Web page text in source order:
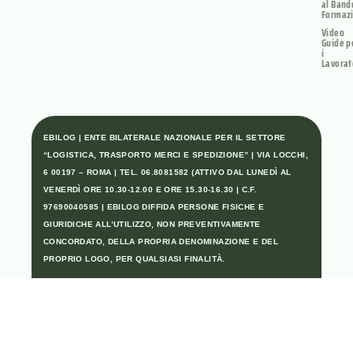
al
Video
Guide
i
EBILOG | ENTE BILATERALE NAZIONALE PER IL SETTORE
“LOGISTICA, TRASPORTO MERCI E SPEDIZIONE” | VIA LOCCHI,
6 00197 – ROMA | TEL. 06.8081582 (ATTIVO DAL LUNEDÌ AL
VENERDÌ ORE 10.30-12.00 E ORE 15.30-16.30 | C.F.
97690040585 | EBILOG DIFFIDA PERSONE FISICHE E
GIURIDICHE ALL’UTILIZZO, NON PREVENTIVAMENTE
CONCORDATO, DELLA PROPRIA DENOMINAZIONE E DEL
PROPRIO LOGO, PER QUALSIASI FINALITÀ.